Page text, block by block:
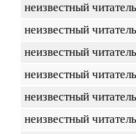
неизвестный
неизвестный
неизвестный
неизвестный
неизвестный
неизвестный